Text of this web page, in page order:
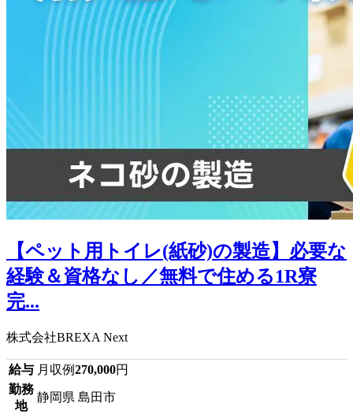
【ペット用トイレ(紙砂)の製造】必要な
経験＆資格なし／無料で住める1R寮
完...
株式会社BREXA Next
給与 月収例270,000円
勤務
地
静岡県 島田市